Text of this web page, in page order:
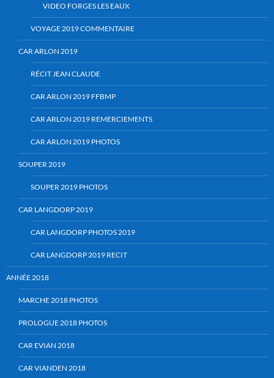
VIDEO FORGES LES EAUX
VOYAGE 2019 COMMENTAIRE
CAR ARLON 2019
RÉCIT JEAN CLAUDE
CAR ARLON 2019 FFBMP
CAR ARLON 2019 REMERCIEMENTS
CAR ARLON 2019 PHOTOS
SOUPER 2019
SOUPER 2019 PHOTOS
CAR LANGDORP 2019
CAR LANGDORP PHOTOS 2019
CAR LANGDORP 2019 RECIT
ANNÉE 2018
MARCHE 2018 PHOTOS
PROLOGUE 2018 PHOTOS
CAR EVIAN 2018
CAR VIANDEN 2018